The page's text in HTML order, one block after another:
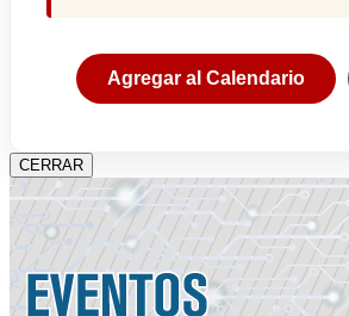
Agregar al Calendario
CERRAR